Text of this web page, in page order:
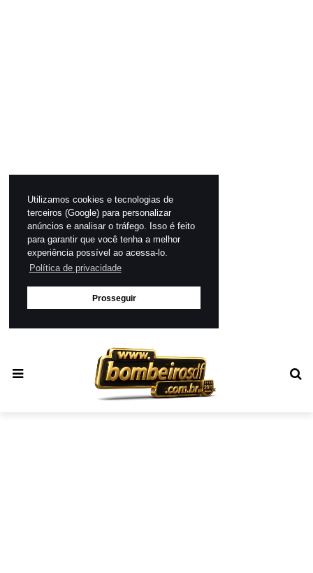
Utilizamos cookies e tecnologias de
terceiros (Google) para personalizar
anúncios e analisar o tráfego. Isso é feito
para garantir que você tenha a melhor
experiência possível ao acessa-lo.
Política de privacidade
Prosseguir